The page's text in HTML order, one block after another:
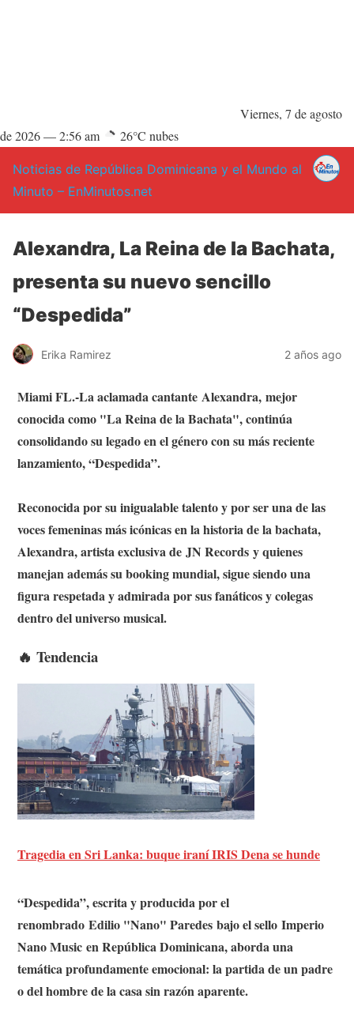
Viernes, 7 de agosto
de 2026 —2:56 am 26°C nubes
Noticias de República Dominicana y el Mundo al
Minuto – EnMinutos.net
Alexandra, La Reina de la Bachata,
presenta su nuevo sencillo
“Despedida”
Erika Ramirez 2 años ago
Miami FL.-La aclamada cantante Alexandra, mejor
conocida como "La Reina de laBachata", continúa
consolidando su legado en el género con su más reciente
lanzamiento, “Despedida”.
Reconocida por su inigualable talento y por ser una de las
voces femeninas más icónicas en la historia de la bachata,
Alexandra, artista exclusiva de JN Records y quienes
manejan además su booking mundial, sigue siendo una
figura respetada y admirada por sus fanáticos y colegas
dentro del universo musical.
🔥 Tendencia
Tragedia en Sri Lanka: buque iraní IRIS Dena se hunde
“Despedida”, escrita y producida por el
renombrado Edilio "Nano" Paredes bajo el sello Imperio
Nano Music en República Dominicana, aborda una
temática profundamente emocional: la partida de un padre
o del hombre de la casa sin razón aparente.